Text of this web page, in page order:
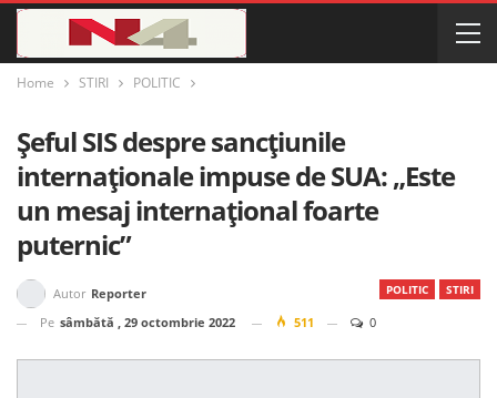
Home STIRI POLITIC
Șeful SIS despre sancțiunile
internaționale impuse de SUA: „Este
un mesaj internațional foarte
puternic”
POLITIC STIRI
Autor Reporter
Pe sâmbătă , 29 octombrie 2022 511 0